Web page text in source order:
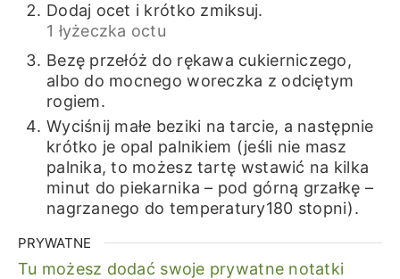
Dodaj ocet i krótko zmiksuj.
1 łyżeczka octu
Bezę przełóż do rękawa cukierniczego,
albo do mocnego woreczka z odciętym
rogiem.
Wyciśnij małe beziki na tarcie, a następnie
krótko je opal palnikiem (jeśli nie masz
palnika, to możesz tartę wstawić na kilka
minut do piekarnika – pod górną grzałkę –
nagrzanego do temperatury180 stopni).
PRYWATNE
Tu możesz dodać swoje prywatne notatki